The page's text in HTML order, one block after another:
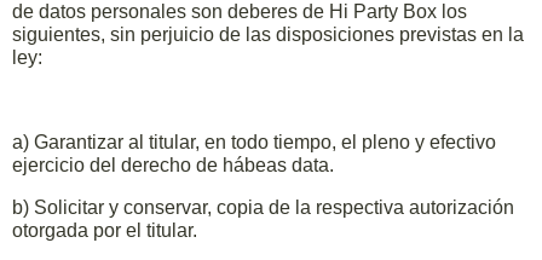
de datos personales son deberes de Hi Party Box los
siguientes, sin perjuicio de las disposiciones previstas en la
ley:
a) Garantizar al titular, en todo tiempo, el pleno y efectivo
ejercicio del derecho de hábeas data.
b) Solicitar y conservar, copia de la respectiva autorización
otorgada por el titular.